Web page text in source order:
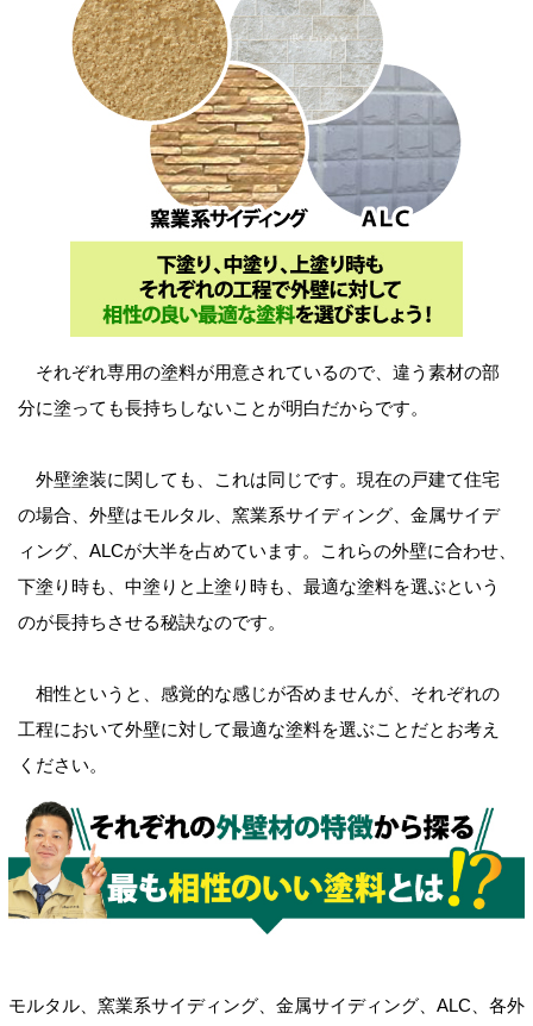
それぞれ専用の塗料が用意されているので、違う素材の部
分に塗っても長持ちしないことが明白だからです。
外壁塗装に関しても、これは同じです。現在の戸建て住宅
の場合、外壁はモルタル、窯業系サイディング、金属サイデ
ィング、ALCが大半を占めています。これらの外壁に合わせ、
下塗り時も、中塗りと上塗り時も、最適な塗料を選ぶという
のが長持ちさせる秘訣なのです。
相性というと、感覚的な感じが否めませんが、それぞれの
工程において外壁に対して最適な塗料を選ぶことだとお考え
ください。
モルタル、窯業系サイディング、金属サイディング、ALC、各外